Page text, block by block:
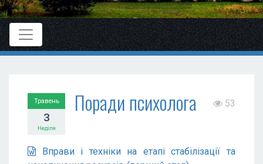
Травень
3
Неділя
Поради психолога 53
Вправи і техніки на етапі стабілізації та